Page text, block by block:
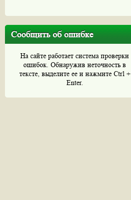
Сообщить об ошибке
На сайте работает система проверки
ошибок. Обнаружив неточность в
тексте, выделите ее и нажмите Ctrl +
Enter.